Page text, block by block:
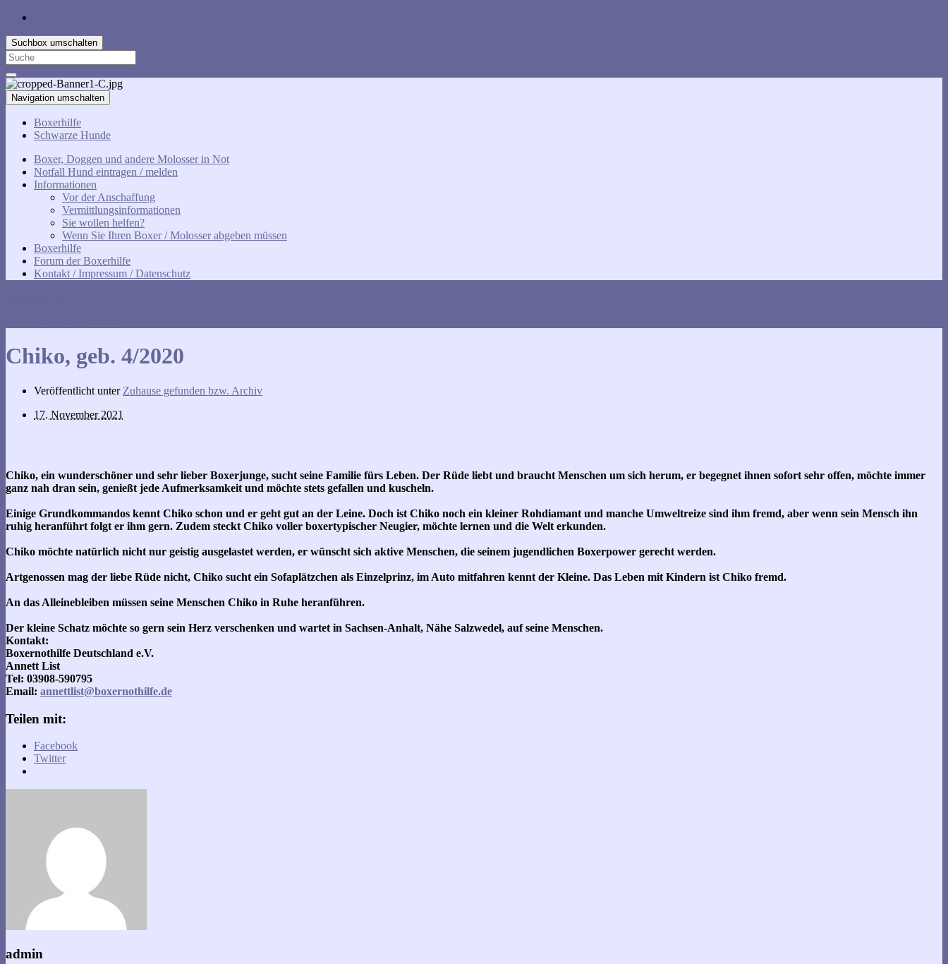
Suchbox umschalten
Search
for:
Navigation umschalten
Boxerhilfe
Schwarze Hunde
Boxer, Doggen und andere Molosser in Not
Notfall Hund eintragen / melden
Informationen
Vor der Anschaffung
Vermittlungsinformationen
Sie wollen helfen?
Wenn Sie Ihren Boxer / Molosser abgeben müssen
Boxerhilfe
Forum der Boxerhilfe
Kontakt / Impressum / Datenschutz
Chiko, geb. 4/2020
Veröffentlicht unter Zuhause gefunden bzw. Archiv
17. November 2021
Chiko, ein wunderschöner und sehr lieber Boxerjunge, sucht seine Familie fürs Leben. Der Rüde liebt und braucht Menschen um sich herum, er begegnet ihnen sofort sehr offen, möchte immer
ganz nah dran sein, genießt jede Aufmerksamkeit und möchte stets gefallen und kuscheln.
Einige Grundkommandos kennt Chiko schon und er geht gut an der Leine. Doch ist Chiko noch ein kleiner Rohdiamant und manche Umweltreize sind ihm fremd, aber wenn sein Mensch ihn
ruhig heranführt folgt er ihm gern. Zudem steckt Chiko voller boxertypischer Neugier, möchte lernen und die Welt erkunden.
Chiko möchte natürlich nicht nur geistig ausgelastet werden, er wünscht sich aktive Menschen, die seinem jugendlichen Boxerpower gerecht werden.
Artgenossen mag der liebe Rüde nicht, Chiko sucht ein Sofaplätzchen als Einzelprinz, im Auto mitfahren kennt der Kleine. Das Leben mit Kindern ist Chiko fremd.
An das Alleinebleiben müssen seine Menschen Chiko in Ruhe heranführen.
Der kleine Schatz möchte so gern sein Herz verschenken und wartet in Sachsen-Anhalt, Nähe Salzwedel, auf seine Menschen.
Kontakt:
Boxernothilfe Deutschland e.V.
Annett List
Tel: 03908-590795
Email: annettlist@boxernothilfe.de
Teilen mit:
Facebook
Twitter
admin